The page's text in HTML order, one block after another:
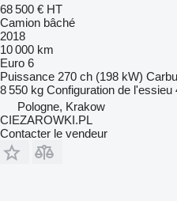
68 500 € HT
Camion bâché
2018
10 000 km
Euro 6
Puissance 270 ch (198 kW)
8 550 kg Configuration de l'essieu
Pologne, Krakow
CIEZAROWKI.PL
Contacter le vendeur